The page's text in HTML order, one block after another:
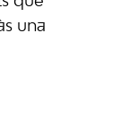
una